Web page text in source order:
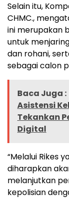
Selain itu,
CHMC.,
ini merupakan
untuk
dan rohani,
sebagai calon
Baca Juga :
Asistensi
Tekankan
Digital
“Melalui Rikes
diharapkan
melanjutkan
kepolisian